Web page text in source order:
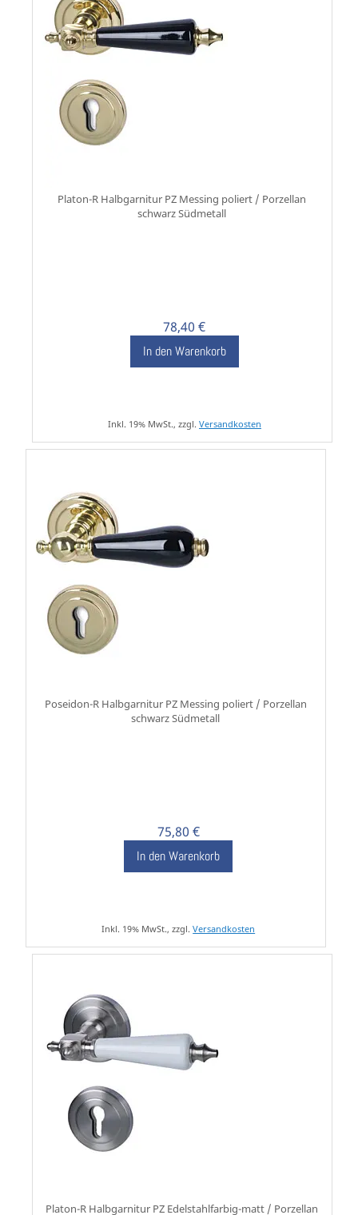
Platon-R Halbgarnitur PZ Messing poliert / Porzellan
schwarz Südmetall
78,40 €
In den Warenkorb
Inkl. 19% MwSt., zzgl. Versandkosten
Poseidon-R Halbgarnitur PZ Messing poliert / Porzellan
schwarz Südmetall
75,80 €
In den Warenkorb
Inkl. 19% MwSt., zzgl.Versandkosten
Platon-R Halbgarnitur PZ Edelstahlfarbig-matt / Porzellan